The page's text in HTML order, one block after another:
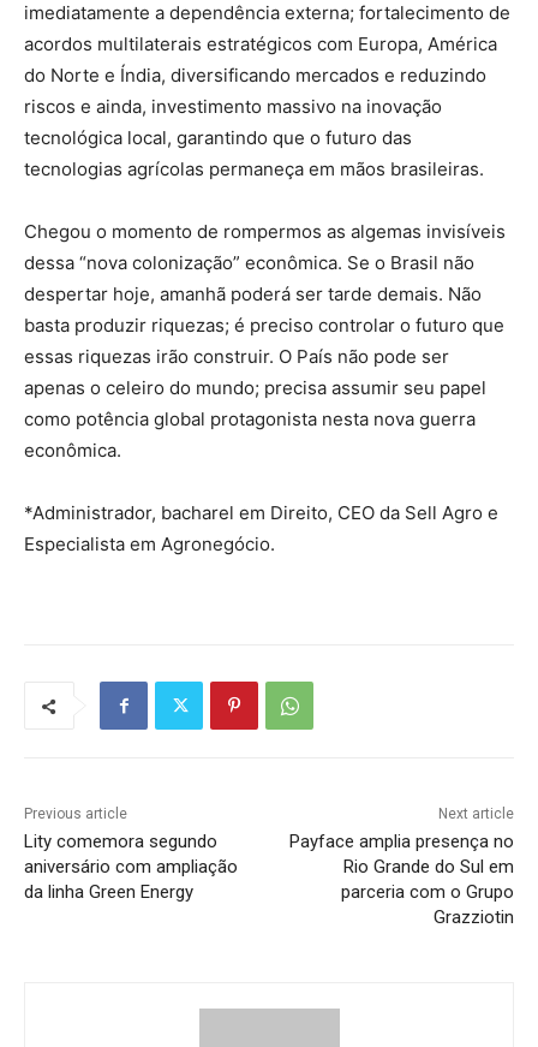
imediatamente a dependência externa; fortalecimento de
acordos multilaterais estratégicos com Europa, América
do Norte e Índia, diversificando mercados e reduzindo
riscos e ainda, investimento massivo na inovação
tecnológica local, garantindo que o futuro das
tecnologias agrícolas permaneça em mãos brasileiras.
Chegou o momento de rompermos as algemas invisíveis
dessa “nova colonização” econômica. Se o Brasil não
despertar hoje, amanhã poderá ser tarde demais. Não
basta produzir riquezas; é preciso controlar o futuro que
essas riquezas irão construir. O País não pode ser
apenas o celeiro do mundo; precisa assumir seu papel
como potência global protagonista nesta nova guerra
econômica.
*Administrador, bacharel em Direito, CEO da Sell Agro e
Especialista em Agronegócio.
Previous article
Lity comemora segundo
aniversário com ampliação
da linha Green Energy
Next article
Payface amplia presença no
Rio Grande do Sul em
parceria com o Grupo
Grazziotin